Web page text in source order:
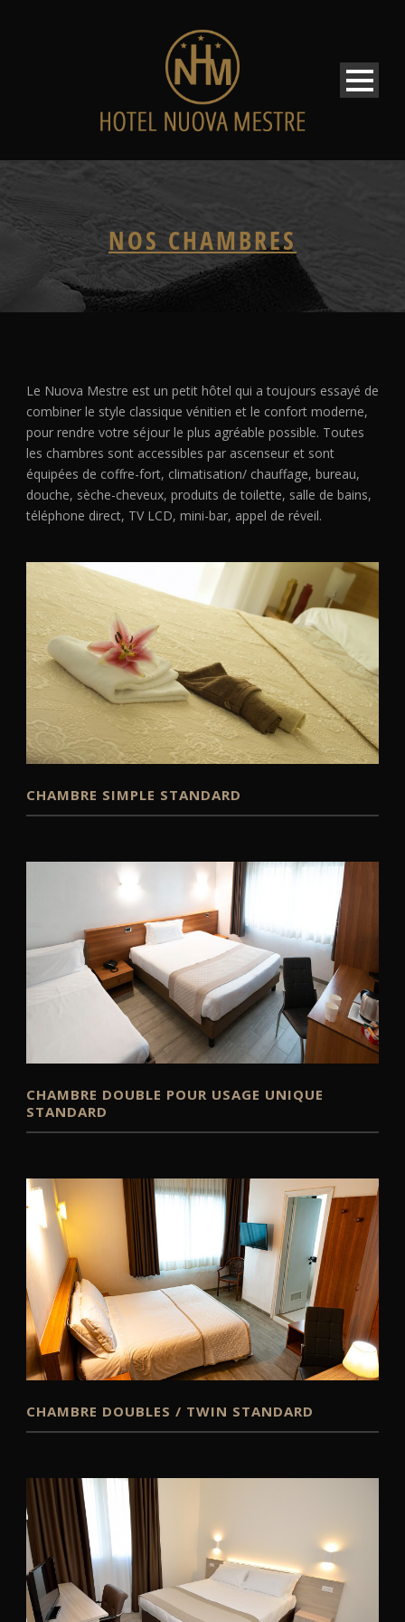
NOS CHAMBRES
Le Nuova Mestre est un petit hôtel qui a toujours essayé de
combiner le style classique vénitien et le confort moderne,
pour rendre votre séjour le plus agréable possible. Toutes
les chambres sont accessibles par ascenseur et sont
équipées de coffre-fort, climatisation/ chauffage, bureau,
douche, sèche-cheveux, produits de toilette, salle de bains,
téléphone direct, TV LCD, mini-bar, appel de réveil.
CHAMBRE SIMPLE STANDARD
CHAMBRE DOUBLE POUR USAGE UNIQUE
STANDARD
CHAMBRE DOUBLES / TWIN STANDARD